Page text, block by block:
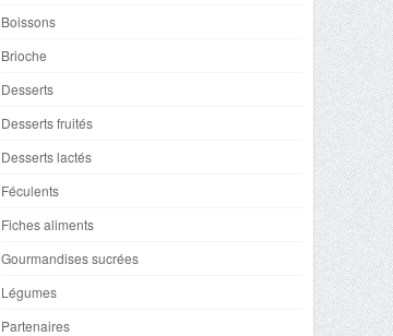
Boissons
Brioche
Desserts
Desserts fruités
Desserts lactés
Féculents
Fiches aliments
Gourmandises sucrées
Légumes
Partenaires